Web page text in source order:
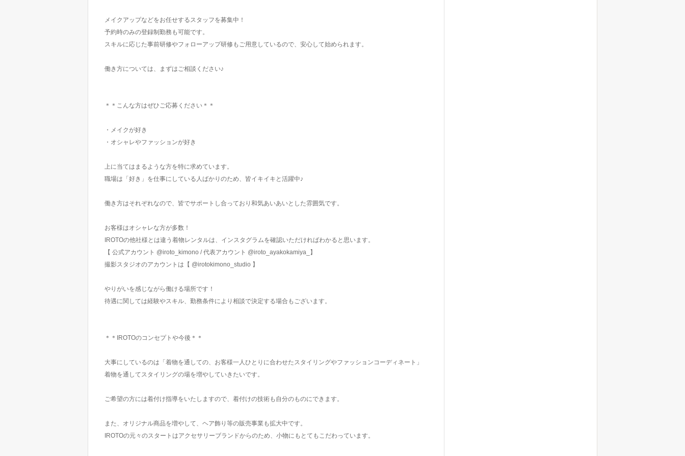
メイクアップなどをお任せするスタッフを募集中！
予約時のみの登録制勤務も可能です。
スキルに応じた事前研修やフォローアップ研修もご用意しているので、安心して始められます。
働き方については、まずはご相談ください♪
＊＊こんな方はぜひご応募ください＊＊
・メイクが好き
・オシャレやファッションが好き
上に当てはまるような方を特に求めています。
職場は「好き」を仕事にしている人ばかりのため、皆イキイキと活躍中♪
働き方はそれぞれなので、皆でサポートし合っており和気あいあいとした雰囲気です。
お客様はオシャレな方が多数！
IROTOの他社様とは違う着物レンタルは、インスタグラムを確認いただければわかると思います。
【 公式アカウント @iroto_kimono / 代表アカウント @iroto_ayakokamiya_】
撮影スタジオのアカウントは【 @irotokimono_studio 】
やりがいを感じながら働ける場所です！
待遇に関しては経験やスキル、勤務条件により相談で決定する場合もございます。
＊＊IROTOのコンセプトや今後＊＊
大事にしているのは「着物を通しての、お客様一人ひとりに合わせたスタイリングやファッションコーディネート」
着物を通してスタイリングの場を増やしていきたいです。
ご希望の方には着付け指導をいたしますので、着付けの技術も自分のものにできます。
また、オリジナル商品を増やして、ヘア飾り等の販売事業も拡大中です。
IROTOの元々のスタートはアクセサリーブランドからのため、小物にもとてもこだわっています。